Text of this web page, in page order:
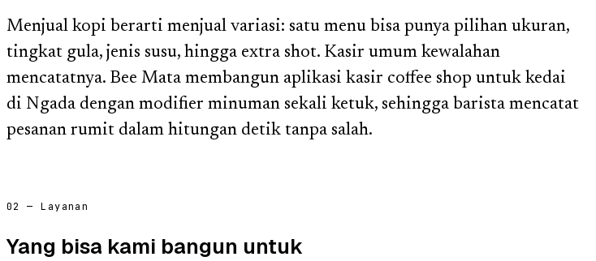
Menjual kopi berarti menjual variasi: satu menu bisa punya pilihan ukuran,
tingkat gula, jenis susu, hingga extra shot. Kasir umum kewalahan
mencatatnya. Bee Mata membangun aplikasi kasir coffee shop untuk kedai
di Ngada dengan modifier minuman sekali ketuk, sehingga barista mencatat
pesanan rumit dalam hitungan detik tanpa salah.
02 — Layanan
Yang bisa kami bangun untuk